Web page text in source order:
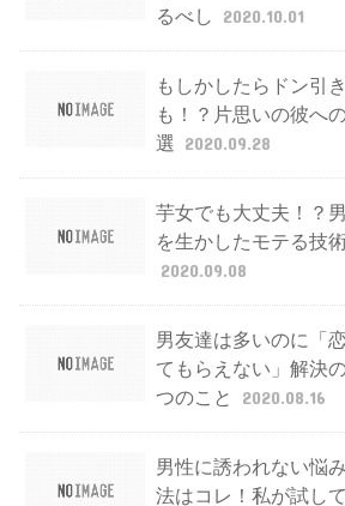
るべし
2020.10.01
もしかしたらドン引
も！？片思いの彼へ
選 2020.09.28
芋女でも大丈夫！？
を生かしたモテる技
2020.09.08
男友達は多いのに「
てもらえない」解決
つのこと
2020.08.16
男性に誘われない悩
法はコレ！私が試し